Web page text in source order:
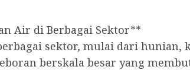
Air di Berbagai Sektor**
sektor, mulai dari hunian,
berskala besar yang